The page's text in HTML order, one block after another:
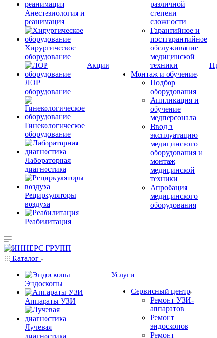
Анестезиология и
реанимация
Хирургическое
оборудование
ЛОР
оборудование
Гинекологическое
оборудование
Лабораторная
диагностика
Рециркуляторы
воздуха
Реабилитация
Акции
различной
степени
сложности
Гарантийное и
постгарантийное
обслуживание
медицинской
техники
Монтаж и обучение
Подбор
оборудования
Аппликация и
обучение
медперсонала
Ввод в
эксплуатацию
медицинского
оборудования и
монтаж
медицинской
техники
Апробация
медицинского
оборудования
Каталог
Эндоскопы
Аппараты УЗИ
Лучевая
диагностика
Услуги
Сервисный центр
Ремонт УЗИ-
аппаратов
Ремонт
эндоскопов
Ремонт